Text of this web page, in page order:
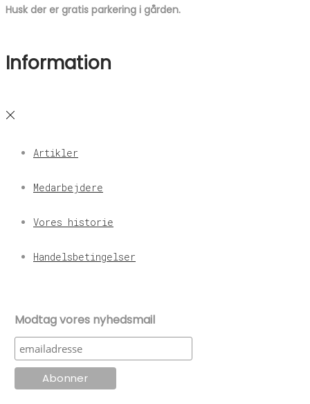
Husk der er gratis parkering i gården.
Information
Artikler
Medarbejdere
Vores historie
Handelsbetingelser
Modtag vores nyhedsmail